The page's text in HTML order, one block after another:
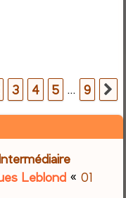
e
r
3 4 5 … 9
Leblond «01